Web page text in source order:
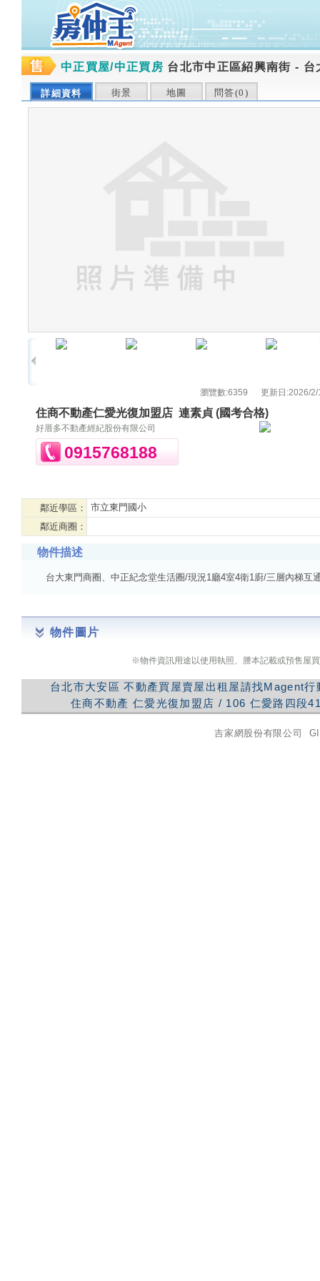
中正買屋/中正買房 台北市中正區紹興南街 - 台
詳細資料 街景 地圖 問答(0 )
瀏覽數:6359 更新日:2026/2/
住商不動產仁愛光復加盟店 連素貞 (國考合格)
好厝多不動產經紀股份有限公司
0915768188
鄰近學區：
市立東門國小
鄰近商圈：
物件描述
台大東門商圈、中正紀念堂生活圈/現況1廳4室4衛1廚/三層內梯
物件圖片
※物件資訊用途以使用執照、謄本記載或預售屋
台北市大安區 不動產買屋賣屋出租屋請找Magent
住商不動產 仁愛光復加盟店 / 106 仁愛路四段
吉家網股份有限公司